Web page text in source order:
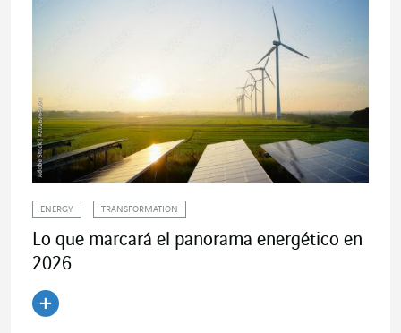
ENERGY TRANSFORMATION
Lo que marcará el panorama energético en
2026